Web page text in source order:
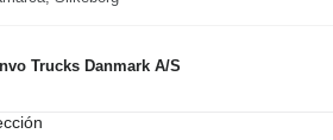
Trucks Danmark A/S